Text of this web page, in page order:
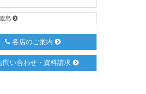
島
各店のご案内
い合わせ・資料請求